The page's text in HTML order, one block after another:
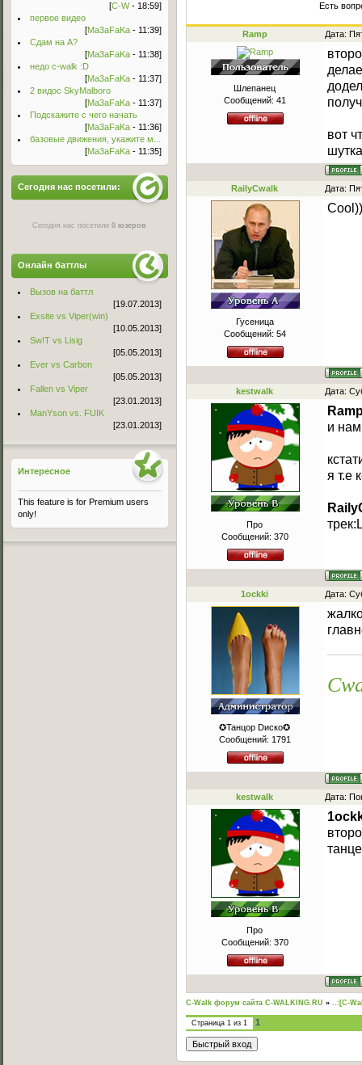
Есть
Ramp Дата:
Шлепанец
Сообщений: 41
вот
RailyCwalk Дата:
Гусеница
Сообщений: 54
kestwalk Дата:
Про
Сообщений: 370
и
я т.е
1ockki Дата:
✪Танцор Dиско✪
Сообщений: 1791
kestwalk Дата:
Про
Сообщений: 370
C-Walk форум сайта C-WALKING.RU » ..:[C-
Страница 1 из 1 1
[C-W- 18:59]
первое видео
[Ma3aFaKa - 11:39]
Сдам на А?
[Ma3aFaKa - 11:38]
недо c-walk :D
[Ma3aFaKa - 11:37]
2 видос SkyMalboro
[Ma3aFaKa - 11:37]
Подскажите с чего начать
[Ma3aFaKa - 11:36]
базовые движения, укажите м...
[Ma3aFaKa - 11:35]
Сегодня нас посетили:
Сегодня нас посетили0 юзеров
Онлайн баттлы
Вызов на баттл
[19.07.2013]
Exsite vs Viper(win)
[10.05.2013]
Sw!T vs Lisig
[05.05.2013]
Ever vs Carbon
[05.05.2013]
Fallen vs Viper
[23.01.2013]
ManYson vs. FUIK
[23.01.2013]
Интересное
This feature is for Premium users
only!